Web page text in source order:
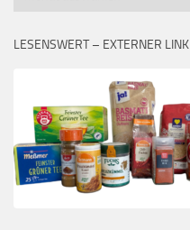
LESENSWERT – EXTERNER LINK